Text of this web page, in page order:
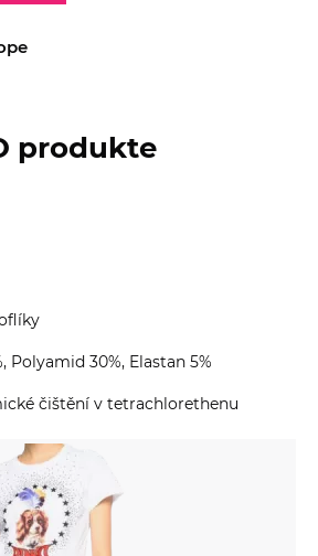
produkte
Polyamid 30%, Elastan 5%
čištění v tetrachlorethenu